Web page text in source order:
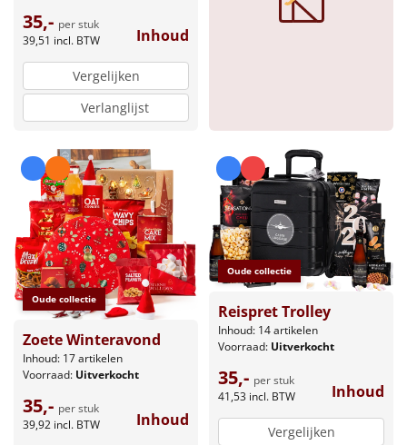
Per stuk
Alle overige
35,- per stuk
39,51 incl. BTW Inhoud
Vergelijken
Verlanglijst
Oude collectie
Zoete Winteravond
Inhoud: 17 artikelen
Voorraad: Uitverkocht
35,- per stuk
39,92 incl. BTW Inhoud
Oude collectie
Reispret Trolley
Inhoud: 14 artikelen
Voorraad: Uitverkocht
35,- per stuk
41,53 incl. BTW Inhoud
Vergelijken